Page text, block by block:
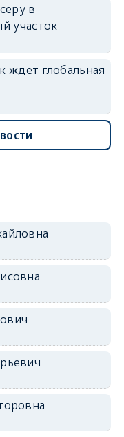
в
участок
ждёт глобальная